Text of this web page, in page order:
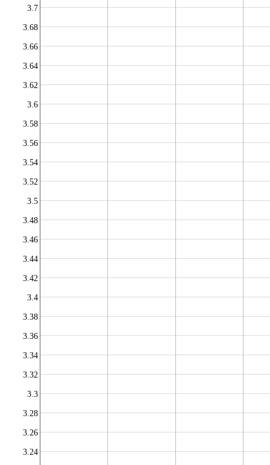
3.24
3.26
3.28
3.3
3.32
3.34
3.36
3.38
3.4
3.42
3.44
3.46
3.48
3.5
3.52
3.54
3.56
3.58
3.6
3.62
3.64
3.66
3.68
3.7